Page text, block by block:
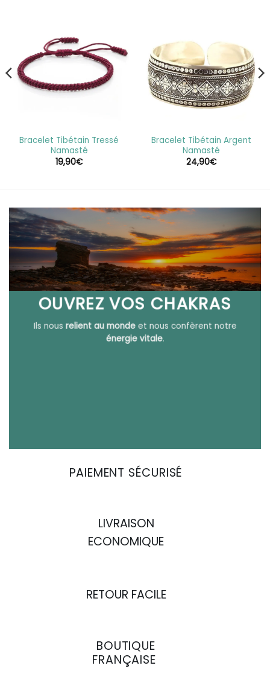
Bracelet Tibétain Tressé
Namasté
19,90€
Bracelet Tibétain Argent
Namasté
24,90€
OUVREZ VOS CHAKRAS
Ils nous relient au mondeet nous confèrent notre
énergie vitale.
PAIEMENT SÉCURISÉ
LIVRAISON
ECONOMIQUE
RETOUR FACILE
BOUTIQUE
FRANÇAISE